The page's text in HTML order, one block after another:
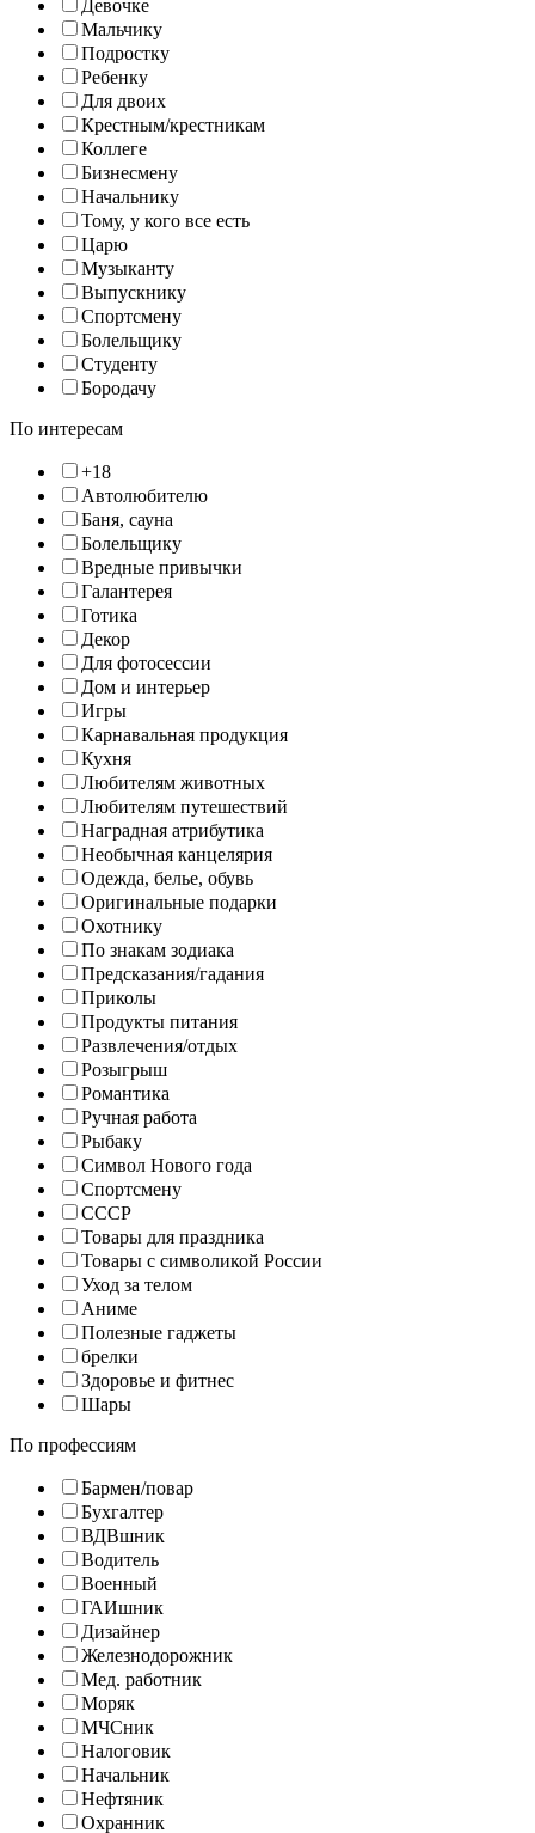
Девочке
Мальчику
Подростку
Ребенку
Для двоих
Крестным/крестникам
Коллеге
Бизнесмену
Начальнику
Тому, у кого все есть
Царю
Музыканту
Выпускнику
Спортсмену
Болельщику
Студенту
Бородачу
По интересам
+18
Автолюбителю
Баня, сауна
Болельщику
Вредные привычки
Галантерея
Готика
Декор
Для фотосессии
Дом и интерьер
Игры
Карнавальная продукция
Кухня
Любителям животных
Любителям путешествий
Наградная атрибутика
Необычная канцелярия
Одежда, белье, обувь
Оригинальные подарки
Охотнику
По знакам зодиака
Предсказания/гадания
Приколы
Продукты питания
Развлечения/отдых
Розыгрыш
Романтика
Ручная работа
Рыбаку
Символ Нового года
Спортсмену
СССР
Товары для праздника
Товары с символикой России
Уход за телом
Аниме
Полезные гаджеты
брелки
Здоровье и фитнес
Шары
По профессиям
Бармен/повар
Бухгалтер
ВДВшник
Водитель
Военный
ГАИшник
Дизайнер
Железнодорожник
Мед. работник
Моряк
МЧСник
Налоговик
Начальник
Нефтяник
Охранник